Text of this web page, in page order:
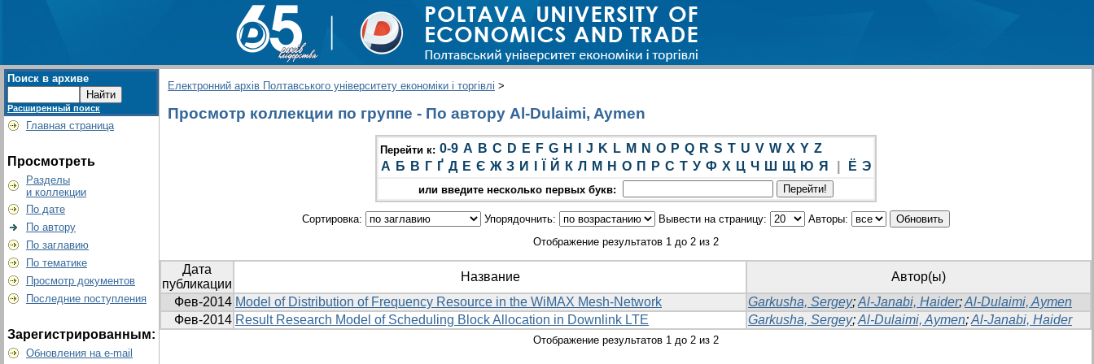
Поиск в архиве
Расширенный поиск
Главная страница
Просмотреть
Разделы
и коллекции
По дате
По автору
По заглавию
По тематике
Просмотр документов
Последние поступления
Зарегистрированным:
Обновления на e-mail
Електронний архів Полтавського університету економіки і торгівлі >
Просмотр коллекции по группе - По автору Al-Dulaimi, Aymen
Перейти к: 0-9 A B C D E F G H J K L M N O P Q R S T U V W X Y Z
А Б В Г Ґ Д Е Є Ж З И Й К Л М Н О П Р С Т У Ф Х Ц Ч Ш Щ Ю Я Ё Э
или введите несколько первых букв:
Сортировка: Упорядочнить: Вывести на страницу:
Авторы:
Отображение результатов 1 до 2 из 2
Дата
публикации
Название
Автор(ы)
Фев-2014 Model of Distribution of Frequency Resource in the WiMAX Mesh-Network Garkusha, Sergey;Al-Janabi, Haider;Al-Dulaimi, Aymen
Фев-2014 Result Research Model of Scheduling Block Allocation in Downlink LTE Garkusha, Sergey;Al-Dulaimi, Aymen;Al-Janabi, Haider
Отображение результатов 1 до 2 из 2